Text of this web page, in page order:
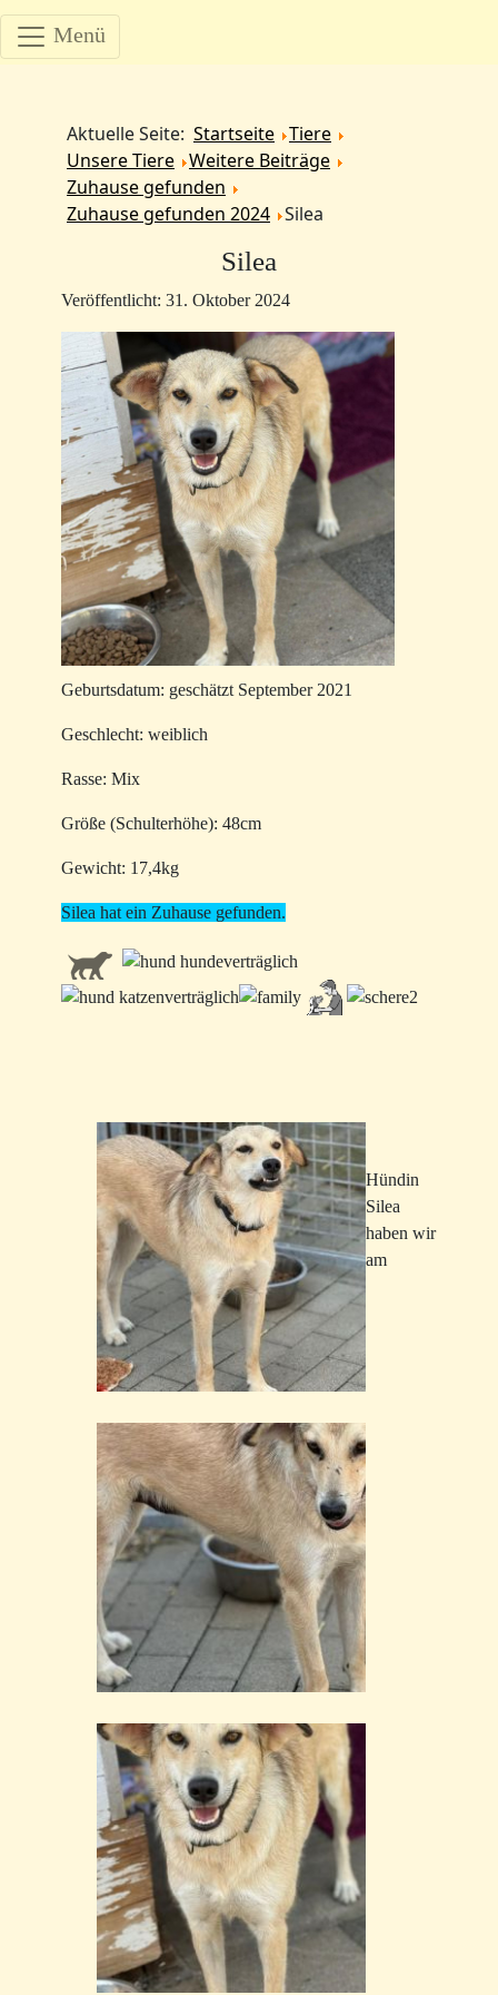
Menü
Aktuelle Seite: Startseite Tiere
Unsere Tiere Weitere Beiträge
Zuhause gefunden
Zuhause gefunden 2024 Silea
Silea
Veröffentlicht: 31. Oktober 2024
Geburtsdatum: geschätzt September 2021
Geschlecht: weiblich
Rasse: Mix
Größe (Schulterhöhe): 48cm
Gewicht: 17,4kg
Silea hat ein Zuhause gefunden.
Hündin
Silea
haben wir
am